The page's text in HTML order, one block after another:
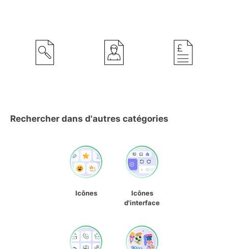
Rechercher dans d'autres catégories
Icônes
Icônes
d'interface